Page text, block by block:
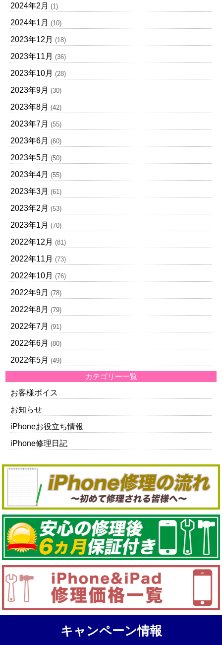
2024年2月 (1)
2024年1月 (10)
2023年12月 (18)
2023年11月 (36)
2023年10月 (28)
2023年9月 (30)
2023年8月 (42)
2023年7月 (55)
2023年6月 (60)
2023年5月 (50)
2023年4月 (55)
2023年3月 (61)
2023年2月 (53)
2023年1月 (70)
2022年12月 (81)
2022年11月 (73)
2022年10月 (76)
2022年9月 (78)
2022年8月 (79)
2022年7月 (91)
2022年6月 (80)
2022年5月 (49)
カテゴリー一覧
お客様ボイス
お知らせ
iPhoneお役立ち情報
iPhone修理日記
キャンペーン情報